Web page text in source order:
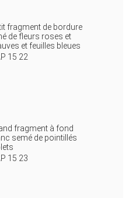
fragment de bordure
de fleurs roses et
et feuilles bleues
15 22
fragment à fond
semé de pointillés
15 23